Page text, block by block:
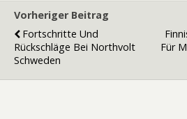
Vorheriger Beitrag
Fortschritte Und
Rückschläge Bei Northvolt
Schweden
Für